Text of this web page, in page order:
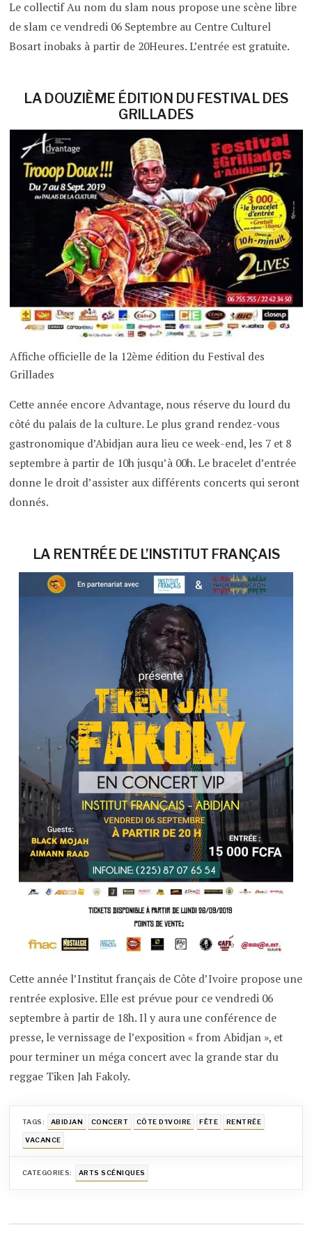
Le collectif Au nom du slam nous propose une scène libre
de slam ce vendredi 06 Septembre au Centre Culturel
Bosart inobaks à partir de 20Heures. L’entrée est gratuite.
LA DOUZIÈME ÉDITION DU FESTIVAL DES
GRILLADES
Affiche officielle de la 12ème édition du Festival des
Grillades
Cette année encore Advantage, nous réserve du lourd du
côté du palais de la culture. Le plus grand rendez-vous
gastronomique d’Abidjan aura lieu ce week-end, les 7 et 8
septembre à partir de 10h jusqu’à 00h. Le bracelet d’entrée
donne le droit d’assister aux différents concerts qui seront
donnés.
LA RENTRÉE DE L’INSTITUT FRANÇAIS
Cette année l’Institut français de Côte d’Ivoire propose une
rentrée explosive. Elle est prévue pour ce vendredi 06
septembre à partir de 18h. Il y aura une conférence de
presse, le vernissage de l’exposition « from Abidjan », et
pour terminer un méga concert avec la grande star du
reggae Tiken Jah Fakoly.
TAGS: ABIDJAN CONCERT CÔTE D'IVOIRE FÊTE RENTRÉE
VACANCE
CATEGORIES: ARTS SCÉNIQUES